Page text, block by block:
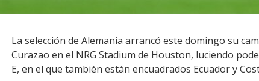
Facebook
La selección de Alemania arrancó este domingo su
Curazao en el NRG Stadium de Houston, luciendo
E, en el que también están encuadrados Ecuador y